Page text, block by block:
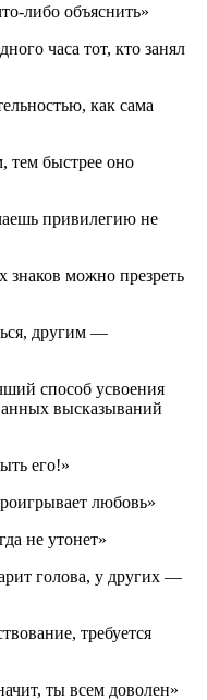
либо объяснить»
часа тот, кто занял
как сама
тем быстрее оно
привилегию не
можно презреть
другим —
способ усвоения
высказываний
его!»
любовь»
не утонет»
голова, у других —
требуется
ты всем доволен»